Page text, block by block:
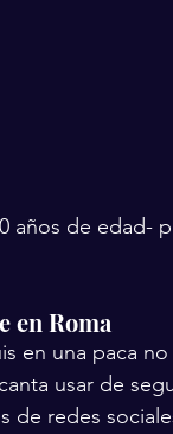
años de edad-
en Roma
en una paca no
usar de
de redes